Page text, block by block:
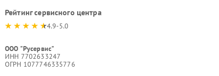
Рейтинг сервисного центра
4.9-5.0
ООО "Русервис"
ИНН 7702633247
ОГРН 1077746335776